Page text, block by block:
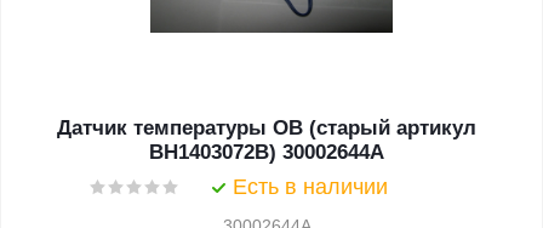
Датчик температуры ОВ (старый артикул
BH1403072B) 30002644A
Есть в наличии